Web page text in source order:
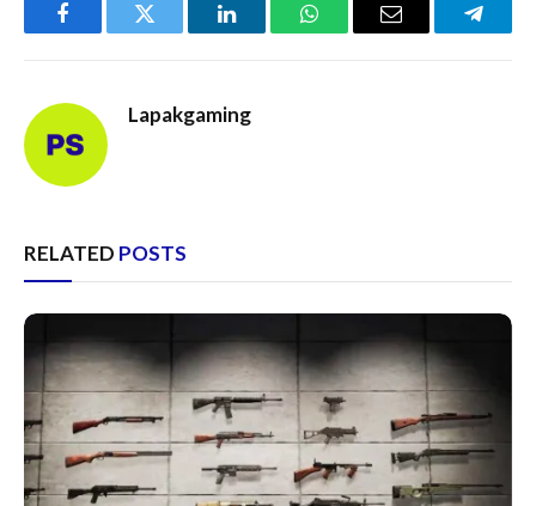
FacebookTwitter LinkedInWhatsAppEmail
Lapakgaming
RELATED POSTS